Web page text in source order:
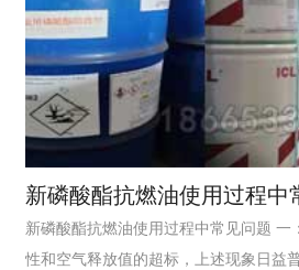
新磷酸酯抗燃油使用过程中
新磷酸酯抗燃油使用过程中常见问题 一
性和空气释放值的超标，上述现象日益